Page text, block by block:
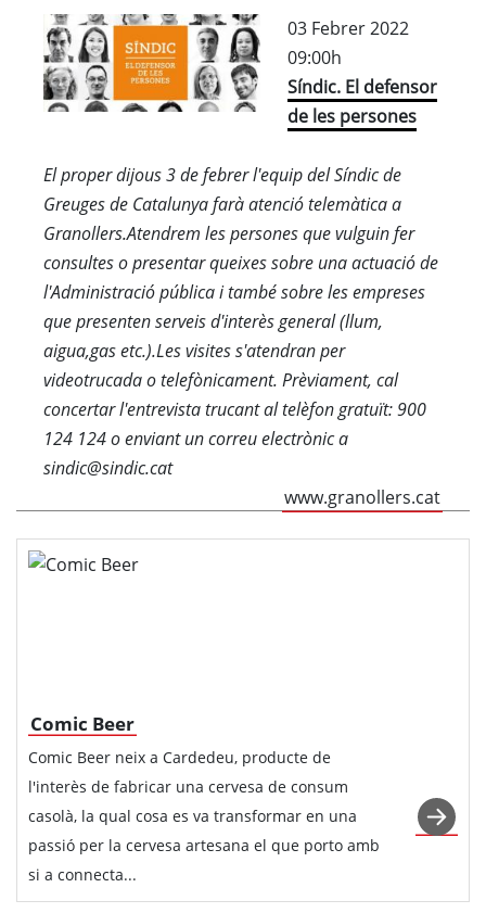
03 Febrer 2022
09:00h
Síndic. El defensor
de les persones
El proper dijous 3 de febrer l'equip del Síndic de
Greuges de Catalunya farà atenció telemàtica a
Granollers.Atendrem les persones que vulguin fer
consultes o presentar queixes sobre una actuació de
l'Administració pública i també sobre les empreses
que presenten serveis d'interès general (llum,
aigua,gas etc.).Les visites s'atendran per
videotrucada o telefònicament. Prèviament, cal
concertar l'entrevista trucant al telèfon gratuït: 900
124 124 o enviant un correu electrònic a
sindic@sindic.cat
www.granollers.cat
Comic Beer
Comic Beer neix a Cardedeu, producte de
l'interès de fabricar una cervesa de consum
casolà, la qual cosa es va transformar en una
passió per la cervesa artesana el que porto amb
si a connecta...